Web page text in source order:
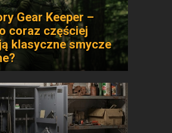
Gear Keeper –
coraz częściej
klasyczne smycze